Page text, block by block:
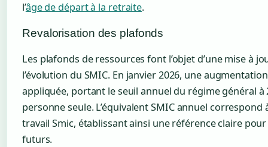
l’âge de départ à la retraite.
Revalorisation des plafonds
Les plafonds de ressources font l’objet d’une mise à
l’évolution du SMIC. En janvier 2026, une
appliquée, portant le seuil annuel du régime général à
personne seule. L’équivalent SMIC annuel correspond
travail Smic, établissant ainsi une référence claire
futurs.